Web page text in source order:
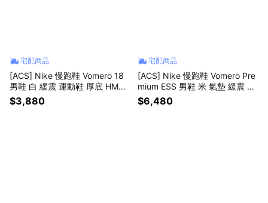
宅配商品
[ACS] Nike 慢跑鞋 Vomero 18
男鞋 白 緩震 運動鞋 厚底 HM68
03-114
$3,880
宅配商品
[ACS] Nike 慢跑鞋 Vomero Pre
mium ESS 男鞋 米 氣墊 緩震 厚
底 IM8334-200
$6,480